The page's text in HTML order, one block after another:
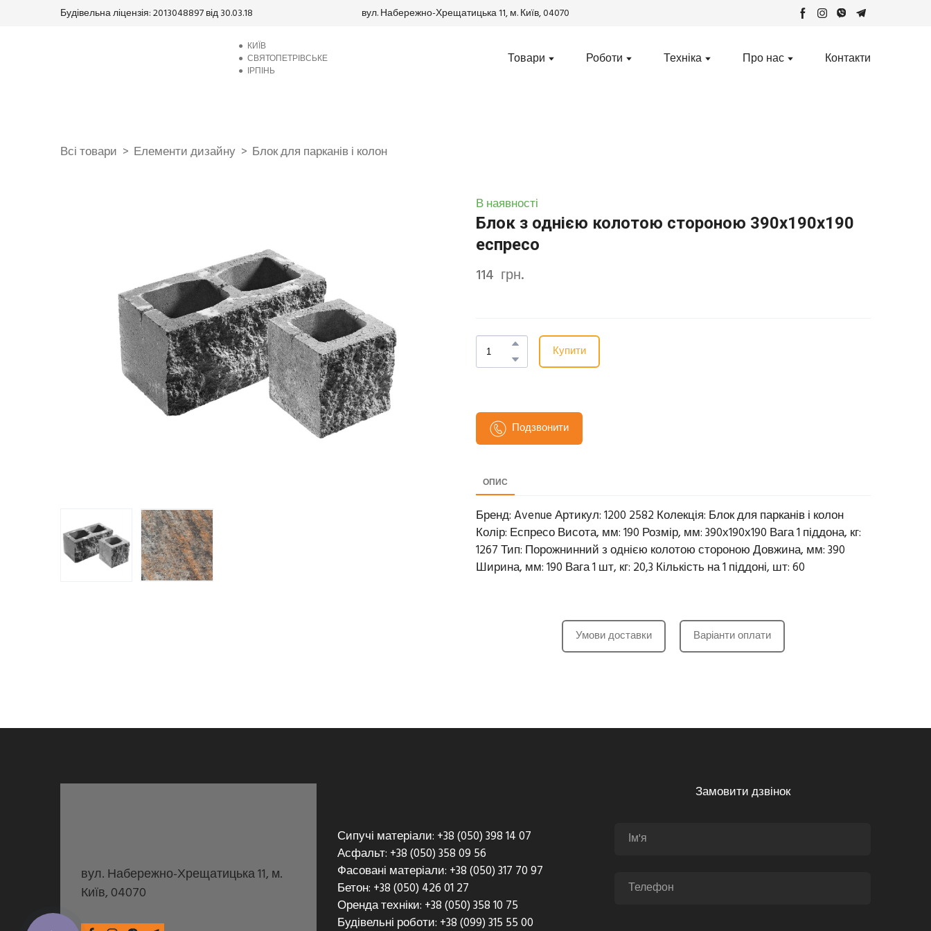
Будівельна ліцензія: 2013048897 від 30.03.18 вул. Набережно-Хрещатицька 11, м. Київ, 04070
● КИЇВ
●СВЯТОПЕТРІВСЬКЕ
● ІРПІНЬ
Товари Роботи Техніка Про нас Контакти
Всі товари Елементи дизайну Блок для парканів і колон
В наявності
Блок з однією колотою стороною 390х190х190
еспресо
114  грн.
Купити
Подзвонити
ОПИС
Бренд: Avenue Артикул: 1200 2582 Колекція: Блок для парканів і колон
Колір: Еспресо Висота, мм: 190 Розмір, мм: 390х190х190 Вага 1 піддона, кг:
1267 Тип: Порожнинний з однією колотою стороною Довжина, мм: 390
Ширина, мм: 190 Вага 1 шт, кг: 20,3 Кількість на 1 піддоні, шт: 60
Умови доставки Варіанти оплати
вул. Набережно-Хрещатицька 11, м.
Київ, 04070
Сипучі матеріали: +38 (050) 398 14 07
Асфальт: +38 (050) 358 09 56
Фасовані матеріали: +38 (050) 317 70 97
Бетон: +38 (050) 426 01 27
Оренда техніки: +38 (050) 358 10 75
Будівельні роботи: +38 (099) 315 55 00
Замовити дзвінок